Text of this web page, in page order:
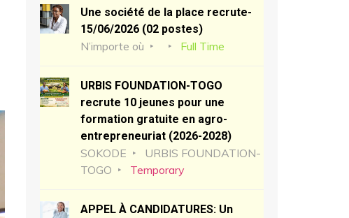
Une société de la place recrute-
15/06/2026 (02 postes)
N’importe où Full Time
URBIS FOUNDATION-TOGO
recrute 10 jeunes pour une
formation gratuite en agro-
entrepreneuriat (2026-2028)
SOKODE
URBIS FOUNDATION-
TOGO
Temporary
APPEL À CANDIDATURES: Un